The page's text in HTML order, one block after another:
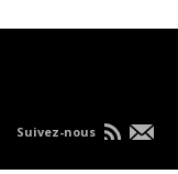
Suivez-nous